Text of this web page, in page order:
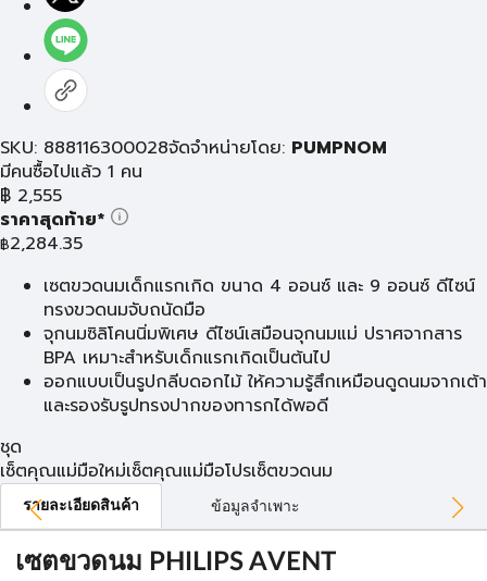
SKU: 888116300028จัดจำหน่ายโดย: PUMPNOM
มีคนซื้อไปแล้ว 1 คน
฿ 2,555
ราคาสุดท้าย*
฿2,284.35
เซตขวดนมเด็กแรกเกิด ขนาด 4 ออนซ์ และ 9 ออนซ์ ดีไซน์
ทรงขวดนมจับถนัดมือ
จุกนมซิลิโคนนิ่มพิเศษ ดีไซน์เสมือนจุกนมแม่ ปราศจากสาร
BPA เหมาะสำหรับเด็กแรกเกิดเป็นต้นไป
ออกแบบเป็นรูปกลีบดอกไม้ ให้ความรู้สึกเหมือนดูดนมจากเต้า
และรองรับรูปทรงปากของทารกได้พอดี
ชุด
เซ็ตคุณแม่มือใหม่เซ็ตคุณแม่มือโปรเซ็ตขวดนม
รายละเอียดสินค้า ข้อมูลจำเพาะ
เซตขวดนม PHILIPS AVENT